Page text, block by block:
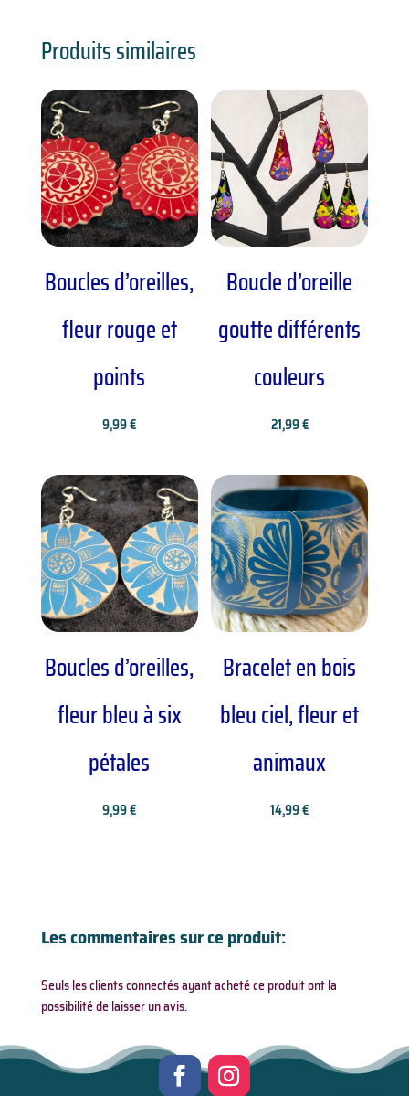
Produits similaires
Boucles d’oreilles,
fleur rouge et
points
9,99€
Boucle d’oreille
goutte différents
couleurs
21,99€
Boucles d’oreilles,
fleur bleu à six
pétales
9,99€
Bracelet en bois
bleu ciel, fleur et
animaux
14,99€
Les commentaires sur ce produit:
Seuls les clients connectés ayant acheté ce produit ont la
possibilité de laisser un avis.